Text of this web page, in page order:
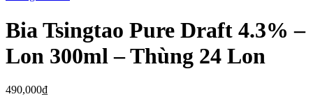
Bia Tsingtao Pure Draft 4.3% –
Lon 300ml – Thùng 24 Lon
490,000₫